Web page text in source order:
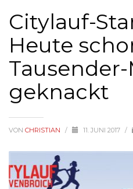
Citylauf-
Heute
geknackt
VON CHRISTIAN / 11. JUNI 2017 /